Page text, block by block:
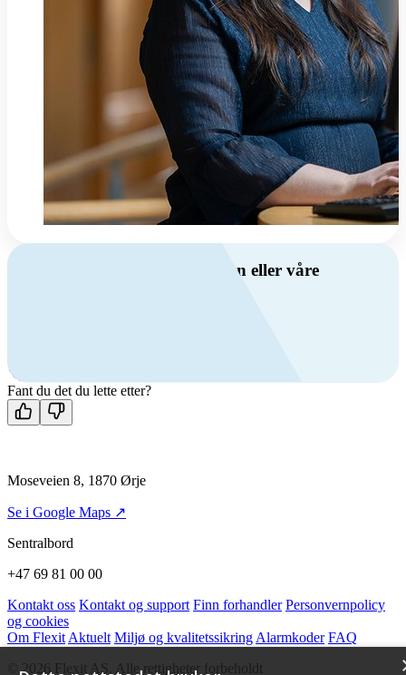
Har du spørsmål om ventilasjon eller våre
Kontakt oss
Fant du det du lette etter?
Moseveien 8, 1870 Ørje
Se i Google Maps ↗
Sentralbord
+47 69 81 00 00
Kontakt oss Kontakt og support Finn forhandler Personvernpolicy
og cookies
Om Flexit Aktuelt Miljø og kvalitetssikring Alarmkoder FAQ
© 2026 Flexit AS. Alle rettigheter forbeholdt